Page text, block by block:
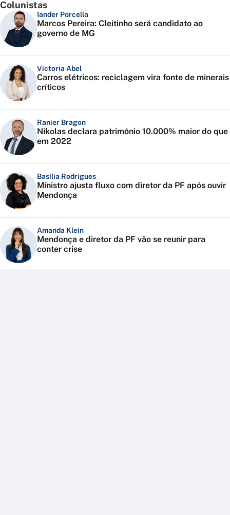
Colunistas
Iander Porcella
Marcos Pereira: Cleitinho será candidato ao
governo de MG
Victoria Abel
Carros elétricos: reciclagem vira fonte de minerais
críticos
Ranier Bragon
Nikolas declara patrimônio 10.000% maior do que
em 2022
Basília Rodrigues
Ministro ajusta fluxo com diretor da PF após ouvir
Mendonça
Amanda Klein
Mendonça e diretor da PF vão se reunir para
conter crise